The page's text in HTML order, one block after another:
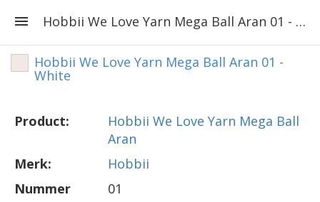
Hobbii We Love Yarn Mega Ball Aran 01 - White
Hobbii We Love Yarn Mega Ball Aran 01 -
White
Product:
Hobbii We Love Yarn Mega Ball
Aran
Merk:
Hobbii
Nummer
01